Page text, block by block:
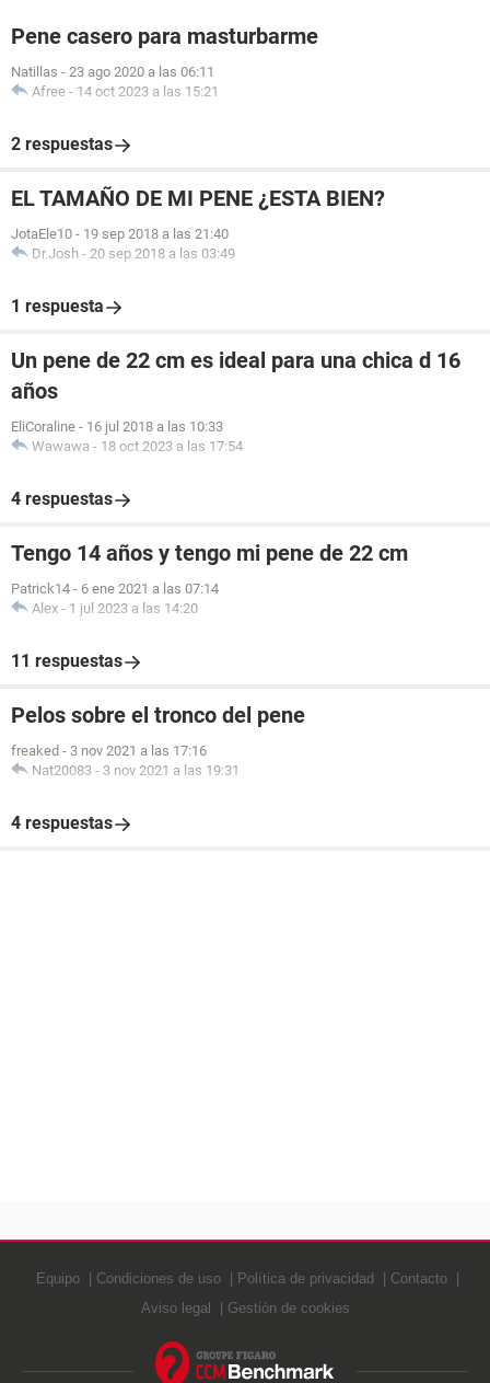
Pene casero para masturbarme
Natillas - 23 ago 2020 a las 06:11
Afree - 14 oct 2023 a las 15:21
2 respuestas
EL TAMAÑO DE MI PENE ¿ESTA BIEN?
JotaEle10 - 19 sep 2018 a las 21:40
Dr.Josh - 20 sep 2018 a las 03:49
1 respuesta
Un pene de 22 cm es ideal para una chica d 16
años
EliCoraline - 16 jul 2018 a las 10:33
Wawawa - 18 oct 2023 a las 17:54
4 respuestas
Tengo 14 años y tengo mi pene de 22 cm
Patrick14 - 6 ene 2021 a las 07:14
Alex - 1 jul 2023 a las 14:20
11 respuestas
Pelos sobre el tronco del pene
freaked - 3 nov 2021 a las 17:16
Nat20083 - 3 nov 2021 a las 19:31
4 respuestas
Equipo Condiciones de uso Política de privacidad
Contacto
Aviso legal
Gestión de cookies